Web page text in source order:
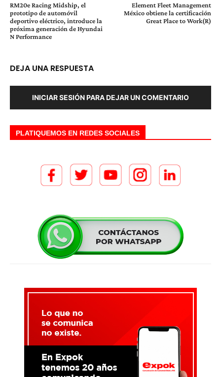
RM20e Racing Midship, el
prototipo de automóvil
deportivo eléctrico, introduce la
próxima generación de Hyundai
N Performance
Element Fleet Management
México obtiene la certificación
Great Place to Work(R)
DEJA UNA RESPUESTA
INICIAR SESIÓN PARA DEJAR UN COMENTARIO
PLATIQUEMOS EN REDES SOCIALES